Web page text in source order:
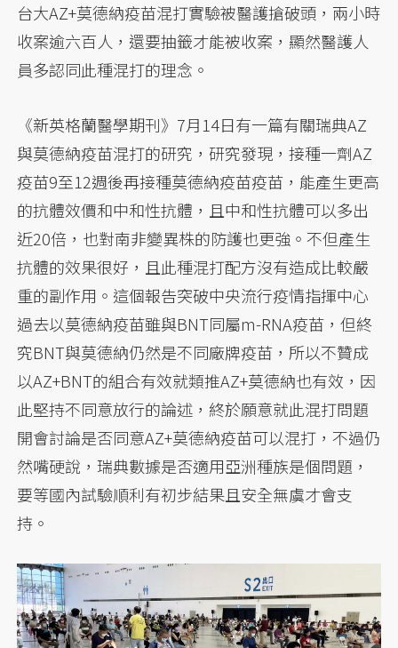
台大AZ+莫德納疫苗混打實驗被醫護搶破頭，兩小時
收案逾六百人，還要抽籤才能被收案，顯然醫護人
員多認同此種混打的理念。
《新英格蘭醫學期刊》7月14日有一篇有關瑞典AZ
與莫德納疫苗混打的研究，研究發現，接種一劑AZ
疫苗9至12週後再接種莫德納疫苗疫苗，能產生更高
的抗體效價和中和性抗體，且中和性抗體可以多出
近20倍，也對南非變異株的防護也更強。不但產生
抗體的效果很好，且此種混打配方沒有造成比較嚴
重的副作用。這個報告突破中央流行疫情指揮中心
過去以莫德納疫苗雖與BNT同屬m-RNA疫苗，但終
究BNT與莫德納仍然是不同廠牌疫苗，所以不贊成
以AZ+BNT的組合有效就類推AZ+莫德納也有效，因
此堅持不同意放行的論述，終於願意就此混打問題
開會討論是否同意AZ+莫德納疫苗可以混打，不過仍
然嘴硬說，瑞典數據是否適用亞洲種族是個問題，
要等國內試驗順利有初步結果且安全無虞才會支
持。